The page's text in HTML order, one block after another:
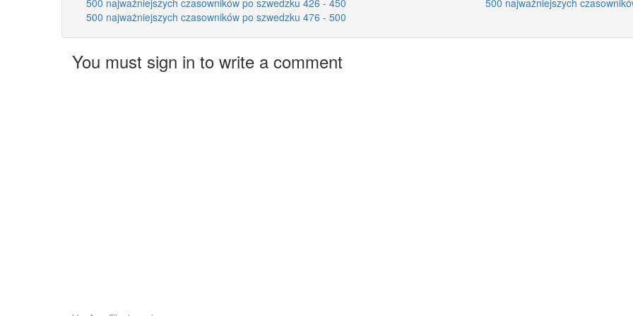
500 najważniejszych czasowników po szwedzku 476 - 500
You must sign in to write a comment